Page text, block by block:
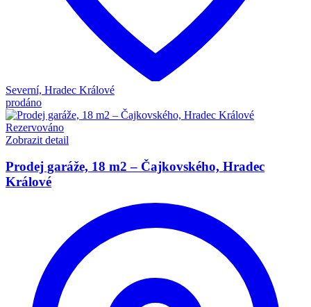
Severní, Hradec Králové
prodáno
Rezervováno
Zobrazit detail
Prodej garáže, 18 m2 – Čajkovského, Hradec
Králové